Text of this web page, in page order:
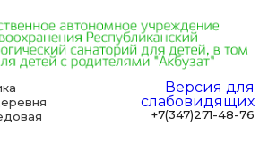
Версия для
слабовидящих
+7(347)271-48-76